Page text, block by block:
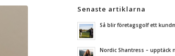
Senaste artiklarna
Så blir företagsgolf ett
Nordic Shantress – upptäck